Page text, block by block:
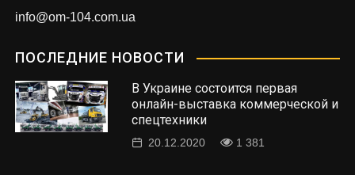
info@om-104.com.ua
ПОСЛЕДНИЕ НОВОСТИ
В Украине состоится первая
онлайн-выставка коммерческой и
спецтехники
20.12.2020 1 381